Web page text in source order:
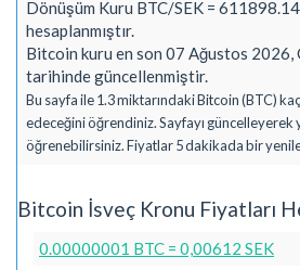
Dönüşüm Kuru BTC/SEK =
hesaplanmıştır.
Bitcoin kuru en son 07 Ağustos 2026,
tarihinde güncellenmiştir.
Bu sayfa ile 1.3 miktarındaki Bitcoin (BTC)
edeceğini öğrendiniz. Sayfayı güncelleyerek
öğrenebilirsiniz. Fiyatlar 5 dakikada bir
Bitcoin İsveç Kronu Fiyatları
0.00000001 BTC = 0,00612 SEK